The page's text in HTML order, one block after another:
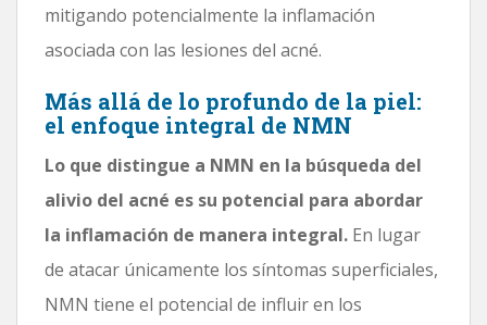
mitigando potencialmente la inflamación
asociada con las lesiones del acné.
Más allá de lo profundo de la piel:
el enfoque integral de NMN
Lo que distingue a NMN en la búsqueda del
alivio del acné es su potencial para abordar
la inflamación de manera integral. En lugar
de atacar únicamente los síntomas superficiales,
NMN tiene el potencial de influir en los